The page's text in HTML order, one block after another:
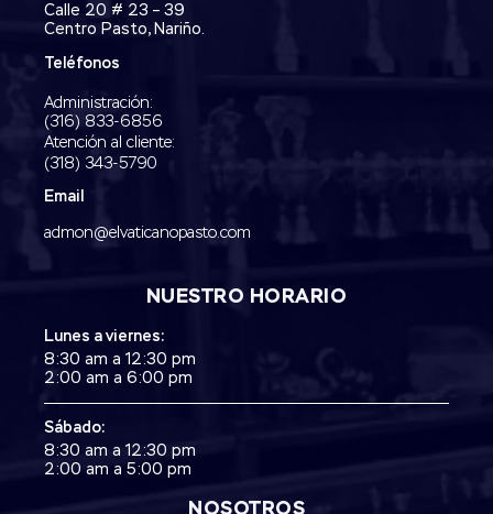
Calle 20 # 23 – 39
Centro Pasto, Nariño.
Teléfonos
Administración:
‭(316) 833-6856‬
Atención al cliente:
(318) 343-5790‬
Email
admon@elvaticanopasto.com
NOSOTROS
NUESTRO HORARIO
Lunes a viernes:
8:30 am a 12:30 pm
2:00 am a 6:00 pm
Sábado:
8:30 am a 12:30 pm
2:00 am a 5:00 pm